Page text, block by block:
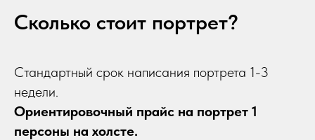
Сколько стоит портрет?
Стандартный срок написания портрета 1-3
недели.
Ориентировочный прайс на портрет 1
персоны на холсте.